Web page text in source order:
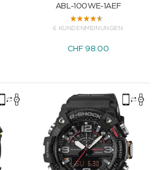
ABL-100WE-1AEF
6 KUNDENMEINUNGEN
CHF 98.00